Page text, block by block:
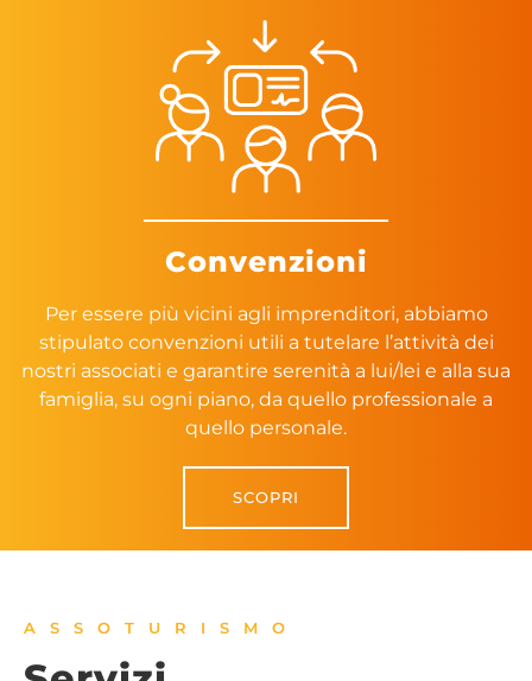
Convenzioni
Per essere più vicini agli imprenditori, abbiamo
stipulato convenzioni utili a tutelare l’attività dei
nostri associati e garantire serenità a lui/lei e alla sua
famiglia, su ogni piano, da quello professionale a
quello personale.
SCOPRI
ASSOTURISMO